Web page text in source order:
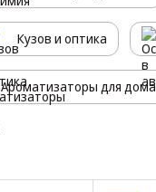
Кузов и оптика
Ароматизаторы для дома